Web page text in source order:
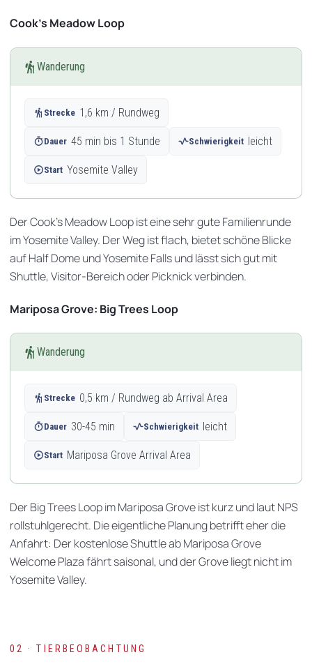
Cook's Meadow Loop
hiking Wanderung
hiking Strecke 1,6 km / Rundweg
timerDauer 45 min bis 1 Stunde vital_signsSchwierigkeit leicht
play_circleStart Yosemite Valley
Der Cook's Meadow Loop ist eine sehr gute Familienrunde
im Yosemite Valley. Der Weg ist flach, bietet schöne Blicke
auf Half Dome und Yosemite Falls und lässt sich gut mit
Shuttle, Visitor-Bereich oder Picknick verbinden.
Mariposa Grove: Big Trees Loop
hiking Wanderung
hiking Strecke 0,5 km / Rundweg ab Arrival Area
timerDauer 30-45 min vital_signsSchwierigkeit leicht
play_circleStart Mariposa Grove Arrival Area
Der Big Trees Loop im Mariposa Grove ist kurz und laut NPS
rollstuhlgerecht. Die eigentliche Planung betrifft eher die
Anfahrt: Der kostenlose Shuttle ab Mariposa Grove
Welcome Plaza fährt saisonal, und der Grove liegt nicht im
Yosemite Valley.
02 · TIERBEOBACHTUNG